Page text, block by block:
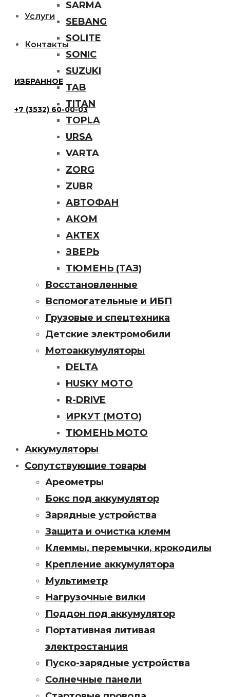
Услуги
Контакты
ИЗБРАННОЕ
+7 (3532) 60-00-03
SARMA
SEBANG
SOLITE
SONIC
SUZUKI
TAB
TITAN
TOPLA
URSA
VARTA
ZORG
ZUBR
АВТОФАН
АКОМ
АКТЕХ
ЗВЕРЬ
ТЮМЕНЬ (ТАЗ)
Восстановленные
Вспомогательные и ИБП
Грузовые и спецтехника
Детские электромобили
Мотоаккумуляторы
DELTA
HUSKY МОТО
R-DRIVE
ИРКУТ (МОТО)
ТЮМЕНЬ MOTO
Аккумуляторы
Сопутствующие товары
Ареометры
Бокс под аккумулятор
Зарядные устройства
Защита и очистка клемм
Клеммы, перемычки, крокодилы
Крепление аккумулятора
Мультиметр
Нагрузочные вилки
Поддон под аккумулятор
Портативная литивая
электростанция
Пуско-зарядные устройства
Солнечные панели